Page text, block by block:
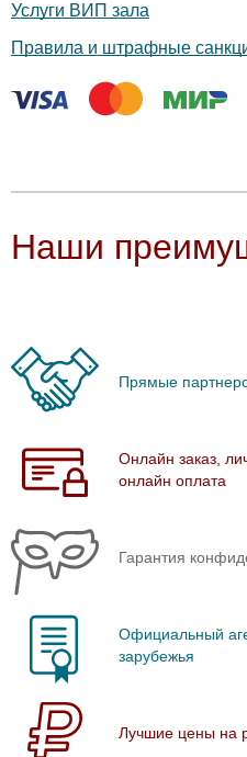
Услуги ВИП зала
Правила и штрафные
Наши
Прямые
Онлайн заказ,
онлайн оплата
Гарантия
Официальный
зарубежья
Лучшие цены на